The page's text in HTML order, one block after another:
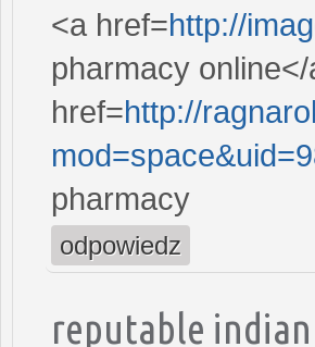
<a href=http://
pharmacy
href=http://
pharmacy
odpowiedz
reputable